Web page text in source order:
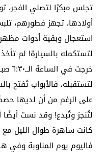
تجلس مبكرًا لتصلي الفجر،
أولادها، تجهز فطورهم،
استعجال وبقية أدوات
لتستكمله بالسيارة! لم
لتستقبله، فالأبواب تُفتح
على الرغم من أن لديها
لتُنجز وتُبدع! وقد نست
كانت ساهرة طوال الليل مع
فاليوم يوم المناوبة وفي